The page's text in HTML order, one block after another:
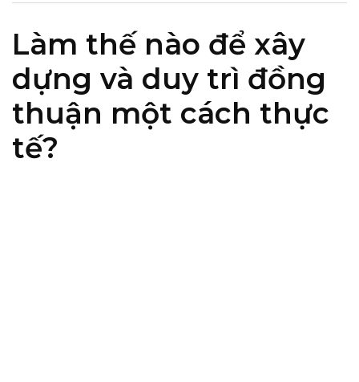
Làm thế nào để xây
dựng và duy trì đồng
thuận một cách thực
tế?